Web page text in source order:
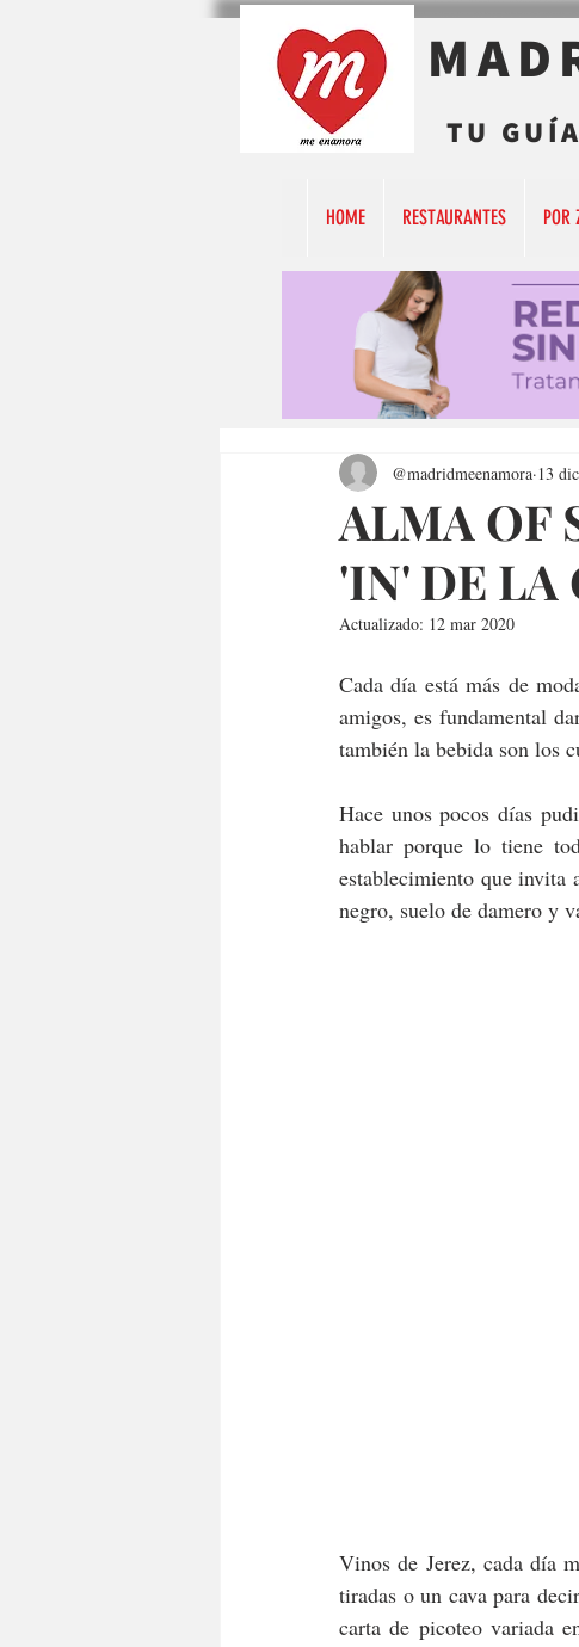
TU
HOME RESTAURANTES POR
ALMA OF
'IN' DE LA
@madridmeenamora 13
Actualizado: 12 mar 2020
Cada día está más de
amigos, es fundamental
también la bebida son los
Hace unos pocos días
hablar porque lo tiene
establecimiento que invita
negro, suelo de damero y
Vinos de Jerez, cada día
tiradas o un cava para
carta de picoteo variada